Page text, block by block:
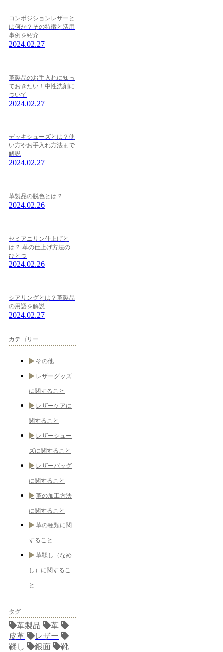
コンポジションレザーと
は何か？その特徴と活用
事例を紹介
2024.02.27
革製品のお手入れに知っ
ておきたい！中性洗剤に
ついて
2024.02.27
デッキシューズとは？使
い方やお手入れ方法まで
解説
2024.02.27
革製品の脱色とは？
2024.02.26
セミアニリン仕上げと
は？ 革の仕上げ方法の
ひとつ
2024.02.26
シアリングとは？革製品
の用語を解説
2024.02.27
カテゴリー
その他
レザーグッズ
に関すること
レザーケアに
関すること
レザーシュー
ズに関すること
レザーバッグ
に関すること
革の加工方法
に関すること
革の種類に関
すること
革鞣し（なめ
し）に関するこ
と
タグ
革製品
革
皮革
レザー
鞣し
銀面
靴